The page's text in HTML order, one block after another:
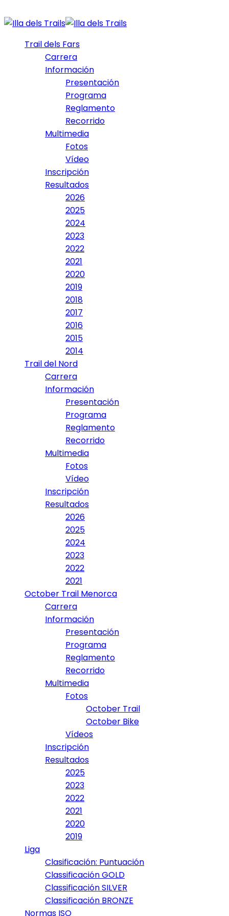
Trail dels Fars
Carrera
Información
Presentación
Programa
Reglamento
Recorrido
Multimedia
Fotos
Vídeo
Inscripción
Resultados
2026
2025
2024
2023
2022
2021
2020
2019
2018
2017
2016
2015
2014
Trail del Nord
Carrera
Información
Presentación
Programa
Reglamento
Recorrido
Multimedia
Fotos
Vídeo
Inscripción
Resultados
2026
2025
2024
2023
2022
2021
October Trail Menorca
Carrera
Información
Presentación
Programa
Reglamento
Recorrido
Multimedia
Fotos
October Trail
October Bike
Vídeos
Inscripción
Resultados
2025
2023
2022
2021
2020
2019
Liga
Clasificación: Puntuación
Classificación GOLD
Classificación SILVER
Classificación BRONZE
Normas ISO